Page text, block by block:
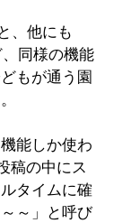
、他にも
、同様の機能
もが通う園
能しか使わ
稿の中にス
タイムに確
～」と呼び